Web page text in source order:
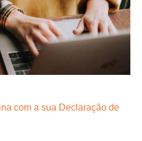
com a sua Declaração de